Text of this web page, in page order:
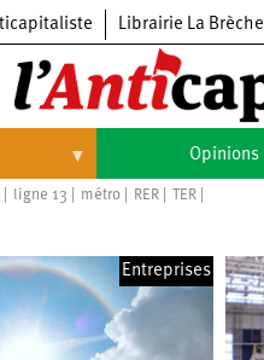
Librairie La Brèche
Opinions
Opinions
Histoire
ligne 13 métro RER TER
Entreprises